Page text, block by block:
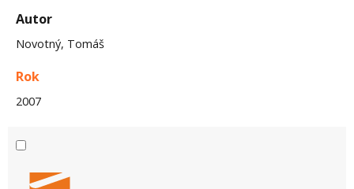
Autor
Novotný, Tomáš
Rok
2007